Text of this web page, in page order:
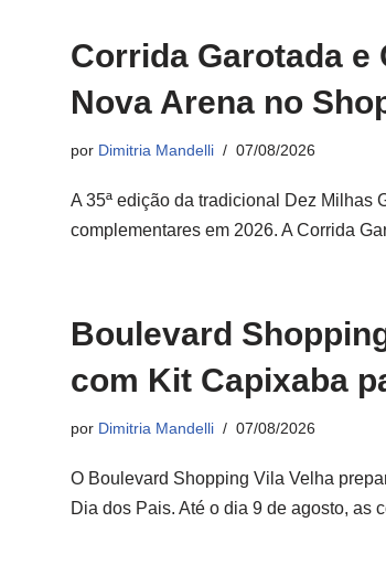
Corrida Garotada
Nova Arena no
por Dimitria Mandelli 07/08/2026
A 35ª edição da tradicional Dez Milhas
complementares em 2026. A Corrida
Boulevard
com Kit Capixaba
por Dimitria Mandelli 07/08/2026
O Boulevard Shopping Vila Velha
Dia dos Pais. Até o dia 9 de agosto, as